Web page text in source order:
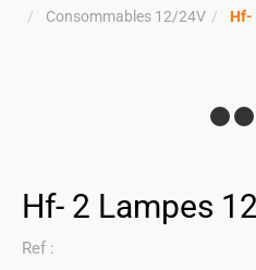
Consommables 12/24V
Hf-
Hf- 2 Lampes
Ref :